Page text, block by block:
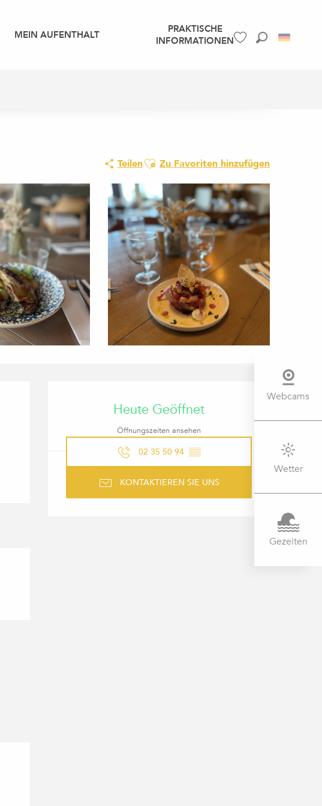
MEIN AUFENTHALT
PRAKTISCHE
INFORMATIONEN
Webcams
Wetter
Gezeiten
TeilenAjouter aux favoris
Zu Favoriten hinzufügen
ÖFFNUNGSZEITEN &
Heute Geöffnet
Öffnungszeiten ansehen
02 35 50 94 ▒▒
KONTAKTIEREN SIE UNS